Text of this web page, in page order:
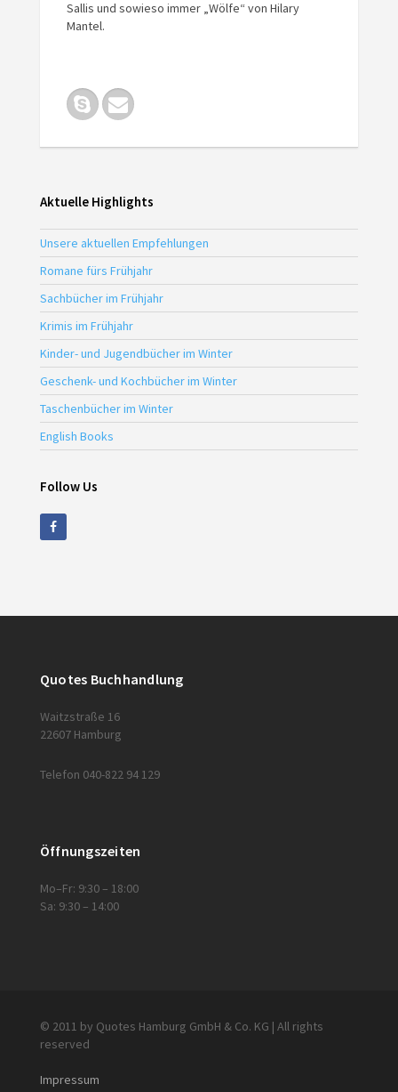
Sallis und sowieso immer „Wölfe“ von Hilary
Mantel.
Aktuelle Highlights
Unsere aktuellen Empfehlungen
Romane fürs Frühjahr
Sachbücher im Frühjahr
Krimis im Frühjahr
Kinder- und Jugendbücher im Winter
Geschenk- und Kochbücher im Winter
Taschenbücher im Winter
English Books
Follow Us
Quotes Buchhandlung
Waitzstraße 16
22607 Hamburg
Telefon 040-822 94 129
Öffnungszeiten
Mo–Fr: 9:30 – 18:00
Sa: 9:30 – 14:00
© 2011 by Quotes Hamburg GmbH & Co. KG | All rights
reserved
Impressum